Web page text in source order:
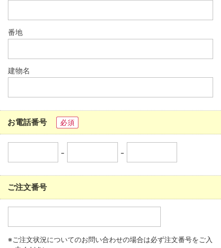
番地
建物名
お電話番号 必須
- -
ご注文番号
※ご注文状況についてのお問い合わせの場合は必ず注文番号をご入